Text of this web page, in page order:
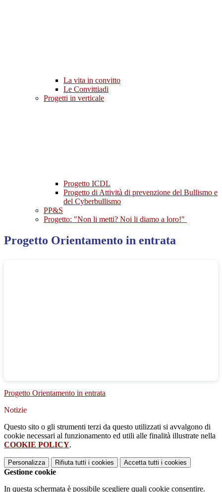
La vita in convitto
Le Convittiadi
Progetti in verticale
Progetto ICDL
Progetto di Attività di prevenzione del Bullismo e
del Cyberbullismo
PP&S
Progetto: "Non li metti? Noi li diamo a loro!"
Progetto Orientamento in entrata
Progetto Orientamento in entrata
Notizie
Questo sito o gli strumenti terzi da questo utilizzati si avvalgono di
cookie necessari al funzionamento ed utili alle finalità illustrate nella
COOKIE POLICY.
Personalizza Rifiuta tutti i cookies Accetta tutti i cookies
Gestione cookie
In questa schermata è possibile scegliere quali cookie consentire.